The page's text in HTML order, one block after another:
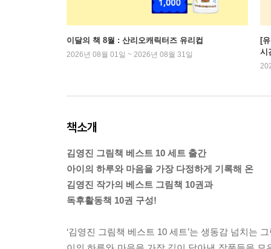
이달의 책 8월 : 산리오캐릭터즈 유리컵
2026년 08월 01일 ~ 2026년 08월 31일
[
시
책소개
김영진 그림책 베스트 10 세트 출간
아이의 하루와 마음을 가장 다정하게 기록해 온
김영진 작가의 베스트 그림책 10권과
독후활동책 10권 구성!
‘김영진 그림책 베스트 10 세트’는 생동감 넘치는